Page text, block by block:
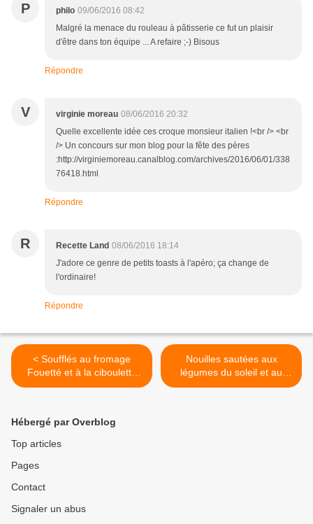
P philo 09/06/2016 08:42
Malgré la menace du rouleau à pâtisserie ce fut un plaisir
d'être dans ton équipe ... A refaire ;-) Bisous
Répondre
V virginie moreau 08/06/2016 20:32
Quelle excellente idée ces croque monsieur italien !<br /> <br
/> Un concours sur mon blog pour la fête des pères
:http://virginiemoreau.canalblog.com/archives/2016/06/01/338
76418.html
Répondre
R Recette Land 08/06/2016 18:14
J'adore ce genre de petits toasts à l'apéro; ça change de
l'ordinaire!
Répondre
< Soufflés au fromage
Fouetté et à la ciboulette
#Concours Inside
Nouilles sautées aux
légumes du soleil et au
canard >
Hébergé par Overblog
Top articles
Pages
Contact
Signaler un abus